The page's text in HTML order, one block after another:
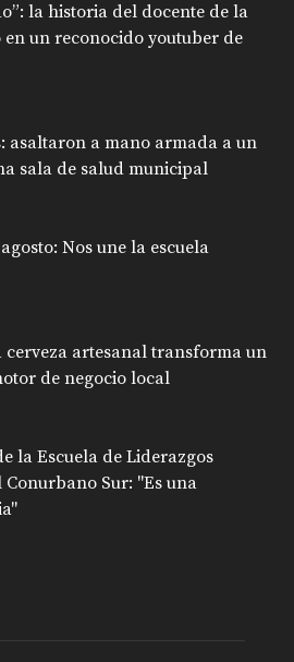
la historia del docente de la
un reconocido youtuber de
asaltaron a mano armada a un
sala de salud municipal
Nos une la escuela
cerveza artesanal transforma un
de negocio local
la Escuela de Liderazgos
Sur: "Es una